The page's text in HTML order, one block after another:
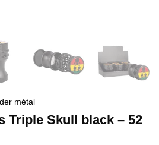
métal
Triple Skull black – 52